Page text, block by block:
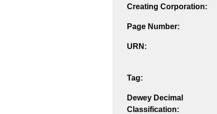
Creating Corporation:
Page Number:
URN:
Tag:
Dewey Decimal
Classification: